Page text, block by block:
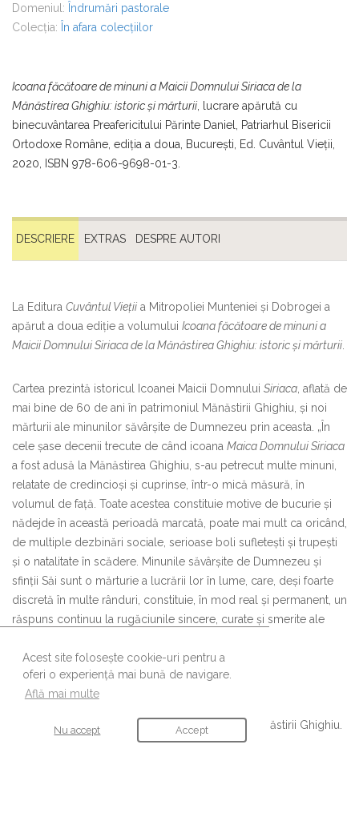
Acest site folosește cookie-uri pentru a
oferi o experiență mai bună de navigare.
Află mai multe
Nu accept Accept
Domeniul: Îndrumări pastorale
Colecția: În afara colecțiilor
Icoana făcătoare de minuni a Maicii Domnului Siriaca de la
Mănăstirea Ghighiu: istoric și mărturii , lucrare apărută cu
binecuvântarea Preafericitului Părinte Daniel, Patriarhul Bisericii
Ortodoxe Române, ediția a doua, București, Ed. Cuvântul Vieții,
2020, ISBN 978-606-9698-01-3.
DESCRIERE EXTRAS DESPRE AUTORI
La Editura Cuvântul Vieții a Mitropoliei Munteniei și Dobrogei a
apărut a doua ediție a volumului Icoana făcătoare de minuni a
Maicii Domnului Siriaca de la Mănăstirea Ghighiu: istoric și mărturii
Cartea prezintă istoricul Icoanei Maicii Domnului Siriaca , aflată de
mai bine de 60 de ani în patrimoniul Mănăstirii Ghighiu, și noi
mărturii ale minunilor săvârșite de Dumnezeu prin aceasta. „În
cele șase decenii trecute de când icoana Maica Domnului Siriaca
a fost adusă la Mănăstirea Ghighiu, s-au petrecut multe minuni,
relatate de credincioși și cuprinse, într-o mică măsură, în
volumul de față. Toate acestea constituie motive de bucurie și
nădejde în această perioadă marcată, poate mai mult ca oricând,
de multiple dezbinări sociale, serioase boli sufletești și trupești
și o natalitate în scădere. Minunile săvârșite de Dumnezeu și
sfinții Săi sunt o mărturie a lucrării lor în lume, care, deși foarte
discretă în multe rânduri, constituie, în mod real și permanent, un
răspuns continuu la rugăciunile sincere, curate și smerite ale
Lucrarea poate fi achiziționată de la pangarul Mănăstirii Ghighiu.